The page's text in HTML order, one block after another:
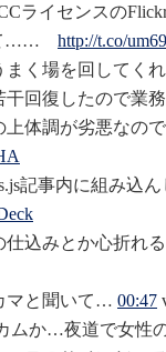
ライセンスの
て…… http://t.co/
まく場を回してく
回復したので業務
上体調が劣悪なの
記事内に組み込
仕込みとか心折れ
マと聞いて… 00:47
ムか…夜道で女性